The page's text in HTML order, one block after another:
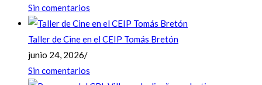
Sin comentarios
Taller de Cine en el CEIP Tomás Bretón
junio 24, 2026/
Sin comentarios